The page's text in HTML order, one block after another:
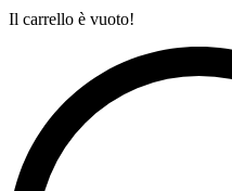
Il carrello è vuoto!